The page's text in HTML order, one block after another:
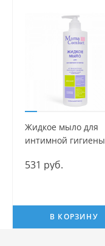
Жидкое мыло для
интимной гигиены
250 мл.
531 руб.
В КОРЗИНУ